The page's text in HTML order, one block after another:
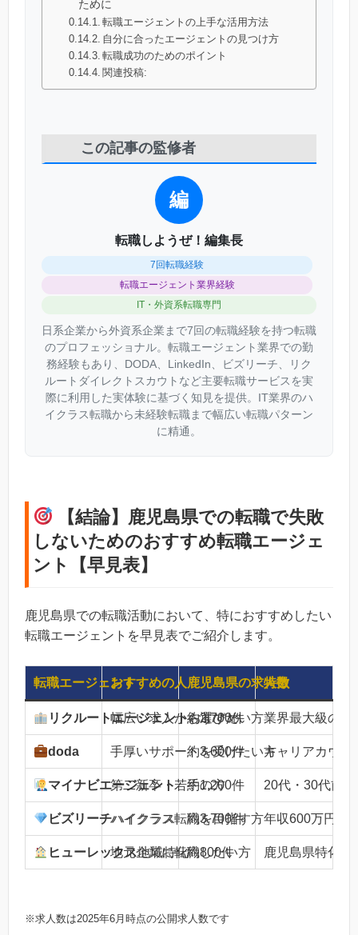
ために
転職エージェントの上手な活用方法
自分に合ったエージェントの見つけ方
転職成功のためのポイント
関連投稿:
この記事の監修者
編
転職しようぜ！編集長
7回転職経験
転職エージェント業界経験
IT・外資系転職専門
日系企業から外資系企業まで7回の転職経験を持つ転職
のプロフェッショナル。転職エージェント業界での勤
務経験もあり、DODA、LinkedIn、ビズリーチ、リク
ルートダイレクトスカウトなど主要転職サービスを実
際に利用した実体験に基づく知見を提供。IT業界のハ
イクラス転職から未経験転職まで幅広い転職パターン
に精通。
【結論】鹿児島県での転職で失敗
しないためのおすすめ転職エージェ
ント【早見表】
鹿児島県での転職活動において、特におすすめしたい
転職エージェントを早見表でご紹介します。
転職エージェントおすすめの人鹿児島県の求人数
特徴
リクルートエージェントおすすめ
幅広い求人から選びたい方
約2,700件 業界最大級の求
doda 手厚いサポートを受けたい方
約3,600件 キャリアカウン
マイナビエージェント
第二新卒・若手の方
約1,200件 20代・30代前
ビズリーチハイクラス
ハイクラス転職を目指す方
約3,700件 年収600万円以
ヒューレックス地域特化
地元企業に転職したい方
約800件 鹿児島県特化
※求人数は2025年6月時点の公開求人数です